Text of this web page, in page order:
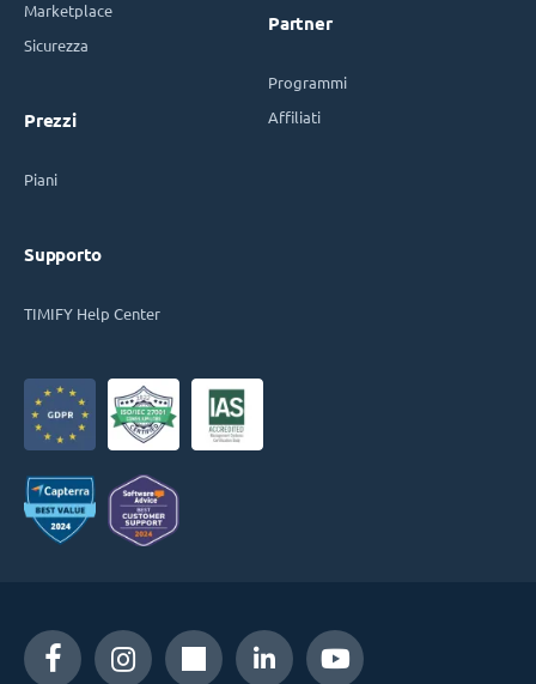
Marketplace
Sicurezza
Prezzi
Piani
Supporto
TIMIFY Help Center
Partner
Programmi
Affiliati